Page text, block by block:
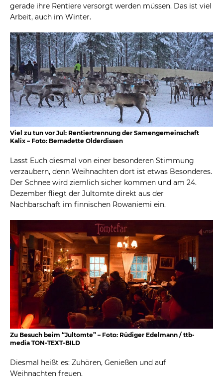
gerade ihre Rentiere versorgt werden müssen. Das ist viel
Arbeit, auch im Winter.
Viel zu tun vor Jul: Rentiertrennung der Samengemeinschaft
Kalix – Foto: Bernadette Olderdissen
Lasst Euch diesmal von einer besonderen Stimmung
verzaubern, denn Weihnachten dort ist etwas Besonderes.
Der Schnee wird ziemlich sicher kommen und am 24.
Dezember fliegt der Jultomte direkt aus der
Nachbarschaft im finnischen Rowaniemi ein.
Zu Besuch beim “Jultomte” – Foto: Rüdiger Edelmann / ttb-
media TON-TEXT-BILD
Diesmal heißt es: Zuhören, Genießen und auf
Weihnachten freuen.